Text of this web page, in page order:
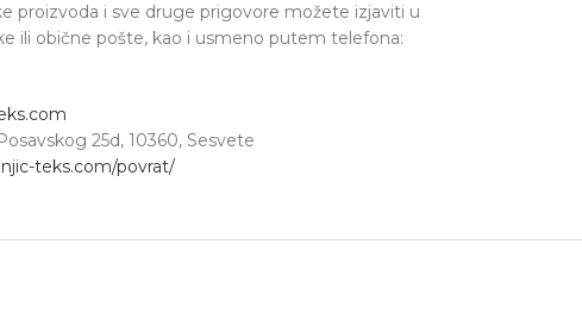
proizvoda i sve druge prigovore možete izjaviti u
ili obične pošte, kao i usmeno putem telefona:
25d, 10360, Sesvete
teks.com/povrat/